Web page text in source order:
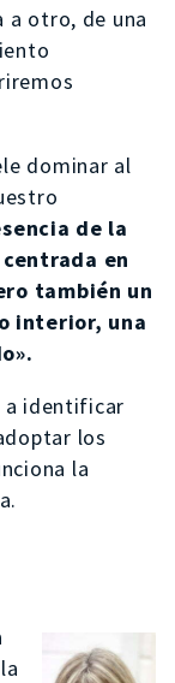
a otro, de una
dominar al
de la
en
también un
interior, una
a identificar
los
la